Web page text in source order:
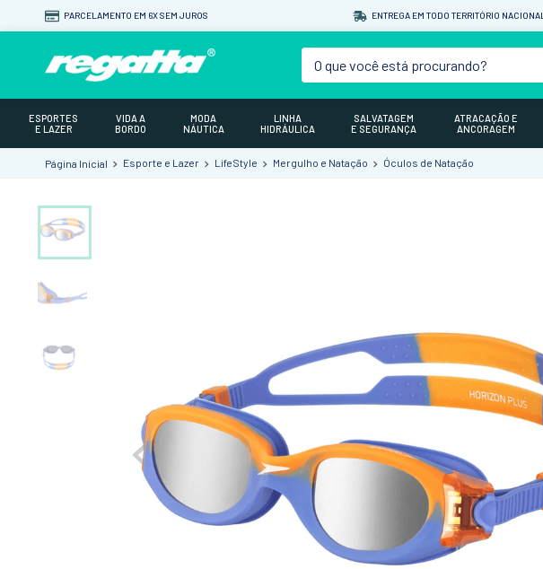
PARCELAMENTO EM 6X SEM JUROS ENTREGA EM TODO TERRITÓRIO NACIONAL
O que você está procurando?
ESPORTES
E LAZER
VIDA A
BORDO
MODA
NÁUTICA
LINHA
HIDRÁULICA
SALVATAGEM
E SEGURANÇA
ATRACAÇÃO E
ANCORAGEM
Esporte e Lazer LifeStyle Mergulho e Natação Óculos de Natação